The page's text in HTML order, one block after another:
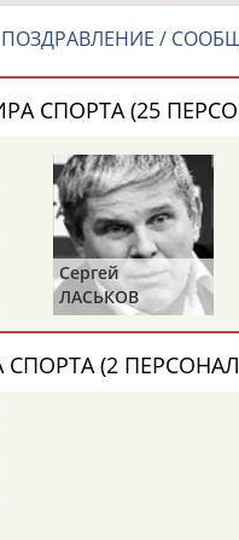
- это одни из
Магомед
АБДУСАЛАМОВ
ПОЗДРАВЛЕНИЕ /
СПОРТА (25
Игорь
СИДОРКЕВИЧ
(2